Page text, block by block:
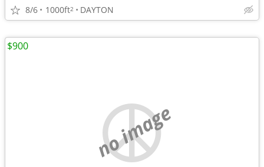
8/6 1000ft2 DAYTON
no image
$900